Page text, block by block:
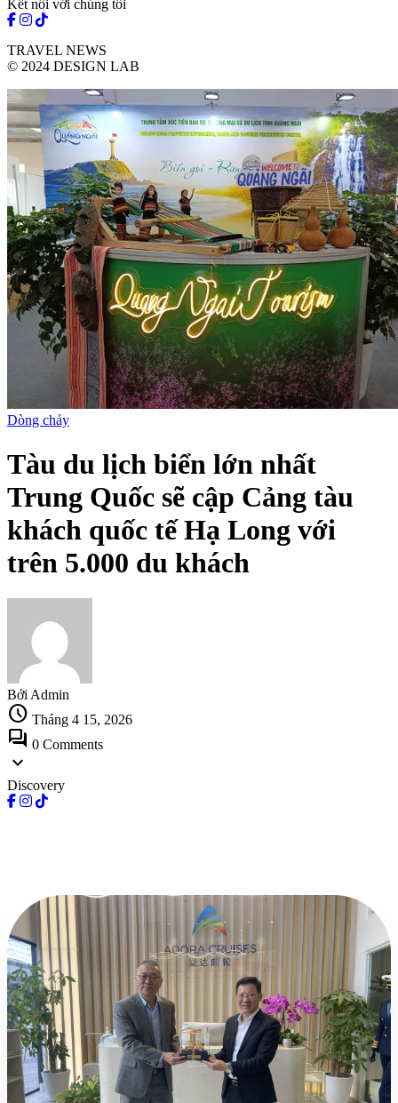
Kết nối với chúng tôi
TRAVEL NEWS
© 2024 DESIGN LAB
Dòng chảy
Tàu du lịch biển lớn nhất
Trung Quốc sẽ cập Cảng tàu
khách quốc tế Hạ Long với
trên 5.000 du khách
Bởi Admin
schedule Tháng 4 15, 2026
forum 0 Comments
expand_more
Discovery